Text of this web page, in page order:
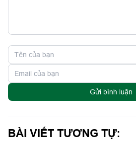
Gửi bình luận
BÀI VIẾT TƯƠNG TỰ: